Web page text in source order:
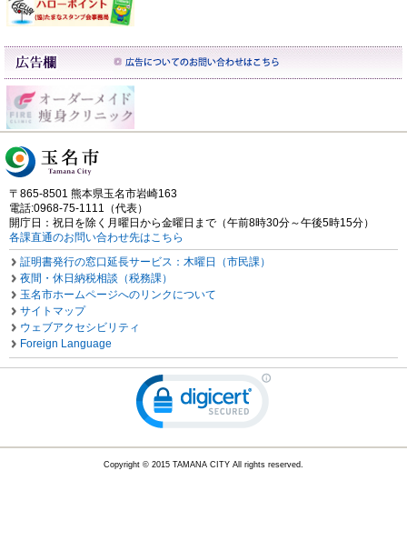
〒865-8501 熊本県玉名市岩崎163
電話:0968-75-1111（代表）
開庁日：祝日を除く月曜日から金曜日まで（午前8時30分～午後5時15分）
各課直通のお問い合わせ先はこちら
証明書発行の窓口延長サービス：木曜日（市民課）
夜間・休日納税相談（税務課）
玉名市ホームページへのリンクについて
サイトマップ
ウェブアクセシビリティ
Foreign Language
Copyright © 2015 TAMANA CITY All rights reserved.